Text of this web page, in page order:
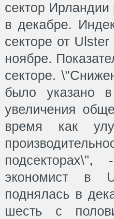
сектор
в декабре.
секторе от
ноябре.
секторе.
было указано
увеличения
время как
экономист в
поднялась в
шесть с